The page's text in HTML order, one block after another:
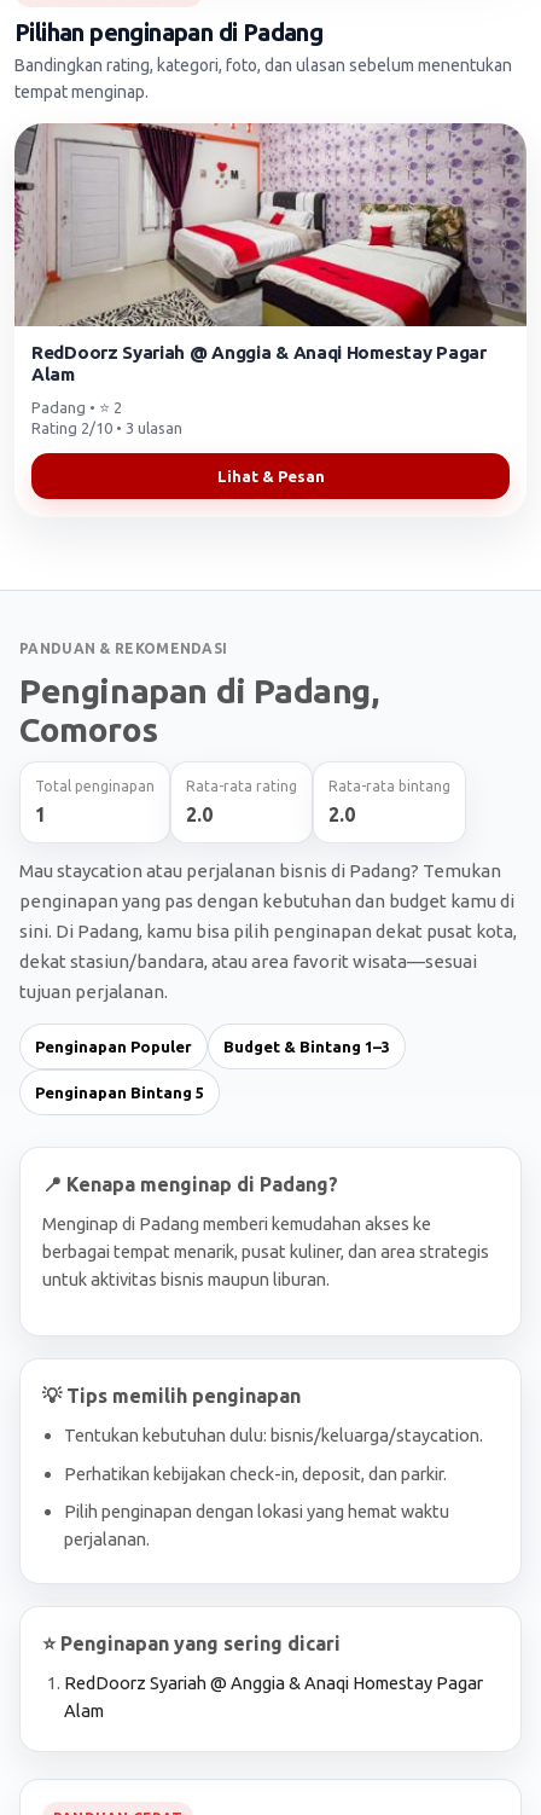
Pilihan penginapan di Padang
Bandingkan rating, kategori, foto, dan ulasan sebelum menentukan
tempat menginap.
RedDoorz Syariah @ Anggia & Anaqi Homestay Pagar
Alam
Padang • ⭐ 2
Rating 2/10 • 3 ulasan
Lihat & Pesan
PANDUAN & REKOMENDASI
Penginapan di Padang,
Comoros
Total penginapan
1
Rata-rata rating
2.0
Rata-rata bintang
2.0
Mau staycation atau perjalanan bisnis di Padang? Temukan
penginapan yang pas dengan kebutuhan dan budget kamu di
sini. Di Padang, kamu bisa pilih penginapan dekat pusat kota,
dekat stasiun/bandara, atau area favorit wisata—sesuai
tujuan perjalanan.
Penginapan Populer Budget & Bintang 1–3
Penginapan Bintang 5
📍 Kenapa menginap di Padang?
Menginap di Padang memberi kemudahan akses ke
berbagai tempat menarik, pusat kuliner, dan area strategis
untuk aktivitas bisnis maupun liburan.
💡 Tips memilih penginapan
Tentukan kebutuhan dulu: bisnis/keluarga/staycation.
Perhatikan kebijakan check-in, deposit, dan parkir.
Pilih penginapan dengan lokasi yang hemat waktu
perjalanan.
⭐ Penginapan yang sering dicari
RedDoorz Syariah @ Anggia & Anaqi Homestay Pagar
Alam